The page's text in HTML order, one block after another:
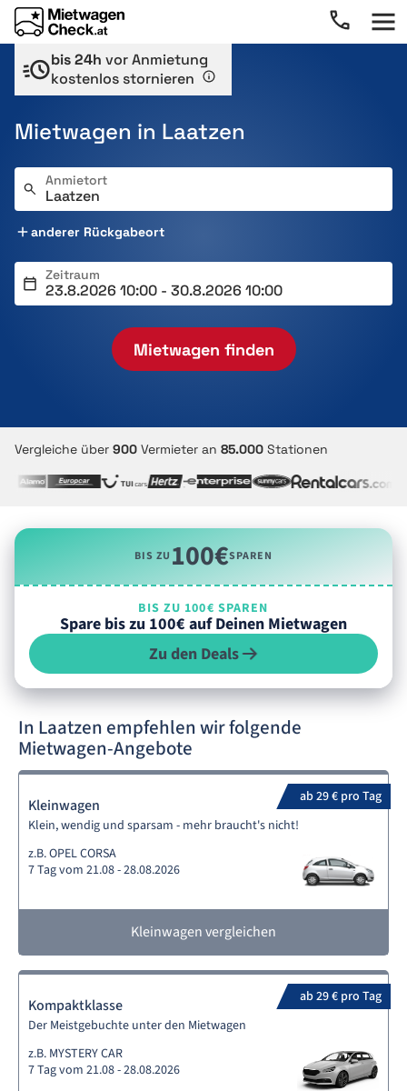
bis 24h vor Anmietung
kostenlos stornieren
Mietwagen in Laatzen
Anmietort
anderer Rückgabeort
Zeitraum
Mietwagen finden
Vergleiche über 900 Vermieter an 85.000 Stationen
BIS ZU100€SPAREN
BIS ZU 100€ SPAREN
Spare bis zu 100€ auf Deinen Mietwagen
Zu den Deals
In Laatzen empfehlen wir folgende
Mietwagen-Angebote
ab 29 € pro Tag
Kleinwagen
Klein, wendig und sparsam - mehr braucht's nicht!
z.B. OPEL CORSA
7 Tag vom 21.08 - 28.08.2026
Kleinwagen vergleichen
ab 29 € pro Tag
Kompaktklasse
Der Meistgebuchte unter den Mietwagen
z.B. MYSTERY CAR
7 Tag vom 21.08 - 28.08.2026